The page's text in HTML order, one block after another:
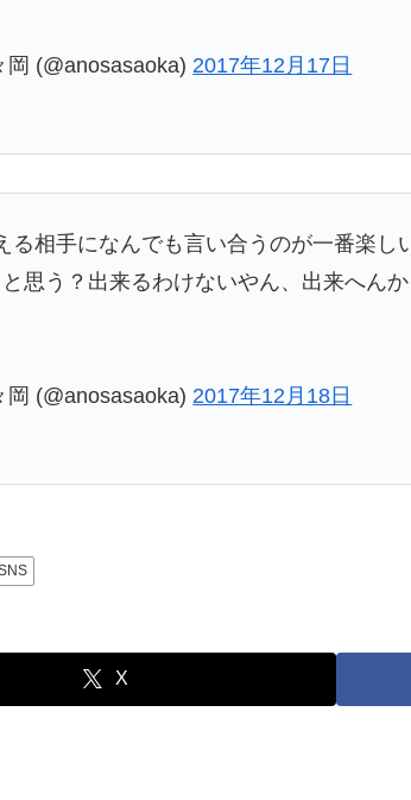
(@anosasaoka) 2017年12月17日
る相手になんでも言い合うのが一番楽
思う？出来るわけないやん、出来へん
(@anosasaoka) 2017年12月18日
X